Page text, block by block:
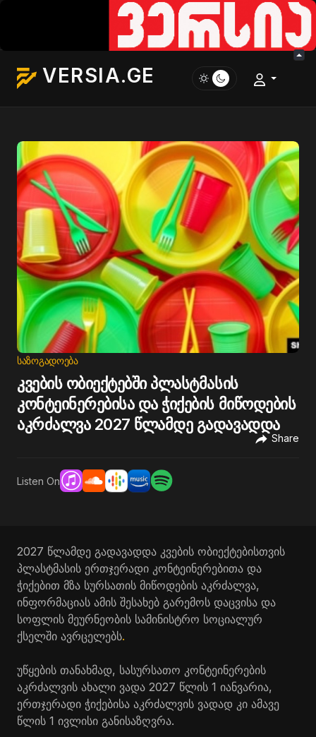
VERSIA.GE
ᲡᲐᲖᲝᲒᲐᲓᲝᲔᲑᲐ
კვების ობიექტებში პლასტმასის
კონტეინერებისა და ჭიქების მიწოდების
აკრძალვა 2027 წლამდე გადავადდა
Share
Listen On
2027 წლამდე გადავადდა კვების ობიექტებისთვის
პლასტმასის ერთჯერადი კონტეინერებითა და
ჭიქებით მზა სურსათის მიწოდების აკრძალვა,
ინფორმაციას ამის შესახებ გარემოს დაცვისა და
სოფლის მეურნეობის სამინისტრო სოციალურ
ქსელში ავრცელებს.
უწყების თანახმად, სასურსათო კონტეინერების
აკრძალვის ახალი ვადა 2027 წლის 1 იანვარია,
ერთჯერადი ჭიქებისა აკრძალვის ვადად კი ამავე
წლის 1 ივლისი განისაზღვრა.